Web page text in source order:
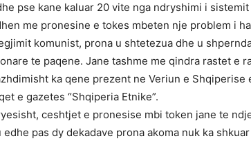
pse kane kaluar 20 vite nga ndryshimi i
me pronesine e tokes mbeten nje problem i
komunist, prona u shtetezua dhe u
te paqene. Jane tashme me qindra rastet e
ka qene prezent ne Veriun e
e gazetes “Shqiperia Etnike”.
ceshtjet e pronesise mbi token jane te
edhe pas dy dekadave prona akoma nuk ka